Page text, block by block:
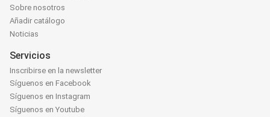
Sobre nosotros
Añadir catálogo
Noticias
Servicios
Inscribirse en la newsletter
Síguenos en Facebook
Síguenos en Instagram
Síguenos en Youtube